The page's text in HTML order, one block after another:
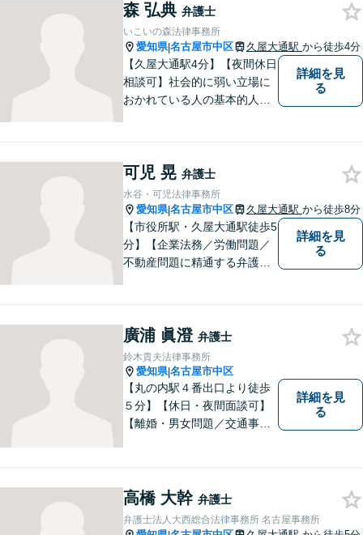
ださい。共に明るい未来を切
り開いていきましょう。【近
隣駐車場あり】
森 弘典 弁護士
いこいの森法律事務所
愛知県|名古屋市中区 久屋大通駅 から徒歩4分
【久屋大通駅4分】【夜間休日
相談可】社会的に弱い立場に
おかれている人の基本的人権
を信条として日々活動に邁進
してまいります。まずはお気
軽にご連絡ください。
詳細を見
る
可児 晃 弁護士
水谷・可児法律事務所
愛知県|名古屋市中区 久屋大通駅 から徒歩8分
【市役所駅・久屋大通駅徒歩5
分】【企業法務／労働問題／
不動産問題に精通する弁護
にした弁護を行います。現在
お困りごとのある方は、お気
軽にご相談ください。
詳細を見
る
廣浦 眞澄 弁護士
鈴木貴夫法律事務所
愛知県|名古屋市中区
【丸の内駅４番出口より徒歩
５分】【休日・夜間面談可】
【離婚・男女問題／交通事故
野を問わず多種多様な事件を
取り扱っております。まずは
お気軽にご相談ください。
詳細を見
る
高橋 大幹 弁護士
弁護士法人大西総合法律事務所 名古屋事務所